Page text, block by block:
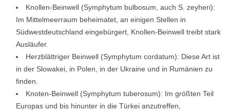
Knollen-Beinwell (Symphytum bulbosum, auch S. zeyheri):
Im Mittelmeerraum beheimatet, an einigen Stellen in
Südwestdeutschland eingebürgert, Knollen-Beinwell treibt stark
Ausläufer.
Herzblättriger Beinwell (Symphytum cordatum): Diese Art ist
in der Slowakei, in Polen, in der Ukraine und in Rumänien zu
finden.
Knoten-Beinwell (Symphytum tuberosum): Im größten Teil
Europas und bis hinunter in die Türkei anzutreffen,